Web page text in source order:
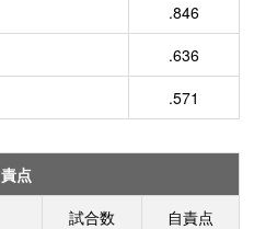
.846
.636
.571
点
試合数
自責点